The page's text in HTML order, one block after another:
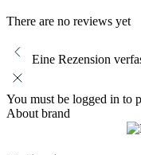
There are no reviews yet
Eine Rezension
You must be logged in to
About brand